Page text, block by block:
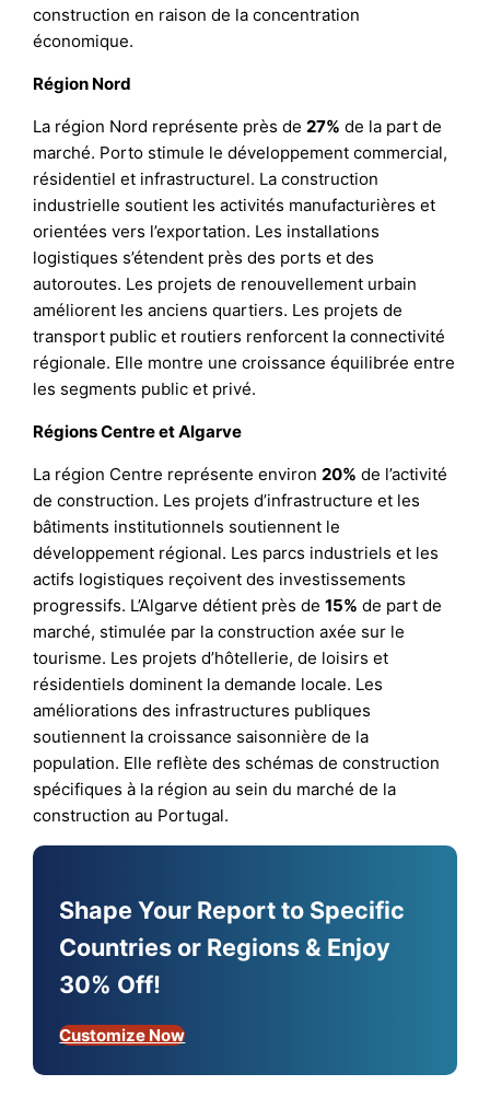
construction en raison de la concentration
économique.
Région Nord
La région Nord représente près de 27% de la part de
marché. Porto stimule le développement commercial,
résidentiel et infrastructurel. La construction
industrielle soutient les activités manufacturières et
orientées vers l’exportation. Les installations
logistiques s’étendent près des ports et des
autoroutes. Les projets de renouvellement urbain
améliorent les anciens quartiers. Les projets de
transport public et routiers renforcent la connectivité
régionale. Elle montre une croissance équilibrée entre
les segments public et privé.
Régions Centre et Algarve
La région Centre représente environ20% de l’activité
de construction. Les projets d’infrastructure et les
bâtiments institutionnels soutiennent le
développement régional. Les parcs industriels et les
actifs logistiques reçoivent des investissements
progressifs. L’Algarve détient près de15% de part de
marché, stimulée par la construction axée sur le
tourisme. Les projets d’hôtellerie, de loisirs et
résidentiels dominent la demande locale. Les
améliorations des infrastructures publiques
soutiennent la croissance saisonnière de la
population. Elle reflète des schémas de construction
spécifiques à la région au sein du marché de la
construction au Portugal.
Shape Your Report to Specific
Countries or Regions & Enjoy
30% Off!
Customize Now